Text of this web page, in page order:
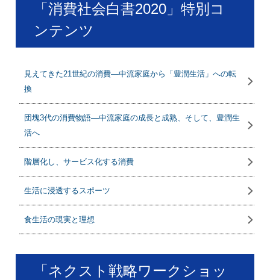
「消費社会白書2020」特別コ
ンテンツ
見えてきた21世紀の消費―中流家庭から「豊潤生活」への転
換
団塊3代の消費物語―中流家庭の成長と成熟、そして、豊潤生
活へ
階層化し、サービス化する消費
生活に浸透するスポーツ
食生活の現実と理想
「ネクスト戦略ワークショッ